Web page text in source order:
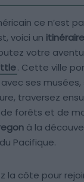
ce n’est
voici un
votre
. Cette ville
ses
traversez
de forêts et de
à la
Pacifique.
la côte pour